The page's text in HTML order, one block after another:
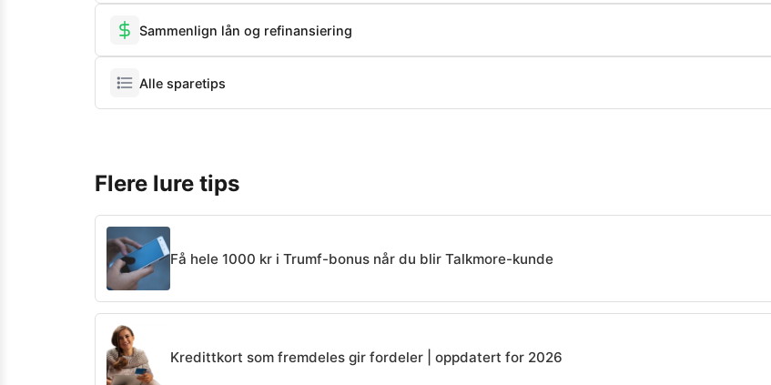
Sammenlign lån og refinansiering
Alle sparetips
Flere lure tips
Få hele 1000 kr i Trumf-bonus når du blir Talkmore-kunde
Kredittkort som fremdeles gir fordeler | oppdatert for 2026